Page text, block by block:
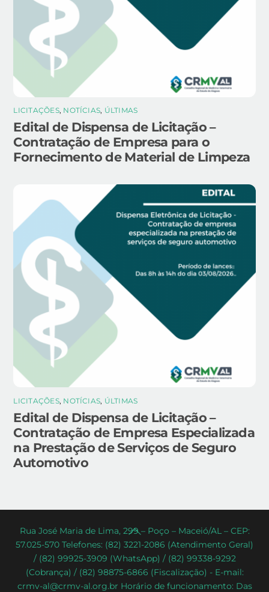
LICITAÇÕES, NOTÍCIAS, ÚLTIMAS
Edital de Dispensa de Licitação –
Contratação de Empresa para o
Fornecimento de Material de Limpeza
LICITAÇÕES, NOTÍCIAS, ÚLTIMAS
Edital de Dispensa de Licitação –
Contratação de Empresa Especializada
na Prestação de Serviços de Seguro
Automotivo
Back
To
Top
Rua José Maria de Lima, 299 – Poço – Maceió/AL – CEP:
57.025-570 Telefones: (82) 3221-2086 (Atendimento Geral)
/ (82) 99925-3909 (WhatsApp) / (82) 99338-9292
(Cobrança) / (82) 98875-6866 (Fiscalização) - E-mail:
crmv-al@crmv-al.org.br Horário de funcionamento: Das